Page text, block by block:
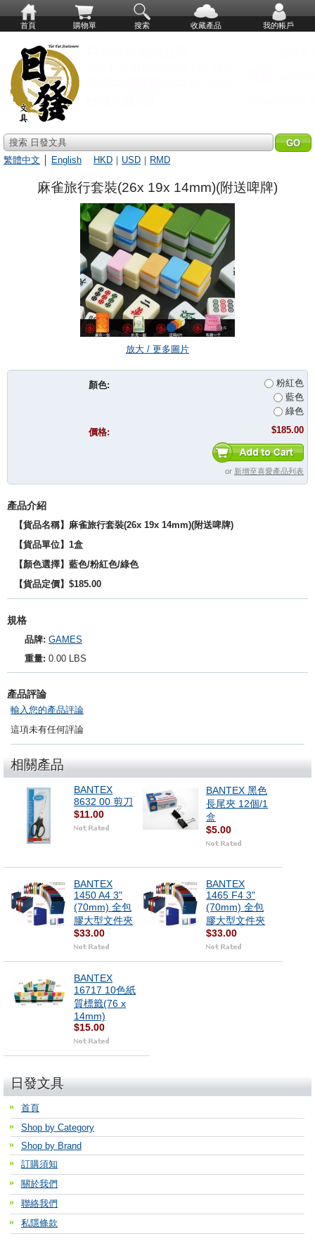
首頁 購物單 搜索 收藏產品 我的帳戶
搜索 日發文具
繁體中文
English HKD ｜ USD ｜ RMD
麻雀旅行套裝(26x 19x 14mm)(附送啤牌)
放大 / 更多圖片
顏色:
粉紅色
藍色
綠色
價格:
$185.00
or 新增至喜愛產品列表
產品介紹
【貨品名稱】麻雀旅行套裝(26x 19x 14mm)(附送啤牌)
【貨品單位】1盒
【顏色選擇】藍色/粉紅色/綠色
【貨品定價】$185.00
規格
品牌: GAMES
重量: 0.00 LBS
產品評論
輸入您的產品評論
這項未有任何評論
相關產品
BANTEX
8632 00 剪刀
$11.00
BANTEX 黑色
長尾夾 12個/1
盒
$5.00
BANTEX
1450 A4 3"
(70mm) 全包
膠大型文件夾
$33.00
BANTEX
1465 F4 3"
(70mm) 全包
膠大型文件夾
$33.00
BANTEX
16717 10色紙
質標籤(76 x
14mm)
$15.00
日發文具
首頁
Shop by Category
Shop by Brand
訂購須知
關於我們
聯絡我們
私隱條款